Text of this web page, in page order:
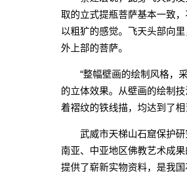
取的立式提瓶菩萨基本一致
以粗犷的感觉。飞天头部向
外上部的菩萨。
“整幅壁画的绘制风格，采
的立体效果。从壁画的绘制
着褶纹的铁线描，均达到了相
武威市天梯山石窟保护研
南亚、中亚地区佛教艺术成
提供了崭新实物资料，是我